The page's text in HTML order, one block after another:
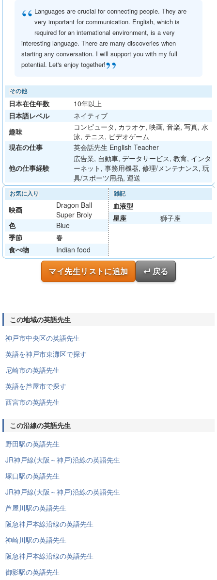
“ Languages are crucial for connecting people. They are
very important for communication. English, which is
required for an international environment, is a very
interesting language. There are many discoveries when
starting any conversation. I will support you with my full
potential. Let's enjoy together!”
その他
日本在住年数
10年以上
日本語レベル
ネイティブ
趣味
コンピュータ, カラオケ, 映画, 音楽, 写真, 水
泳, テニス, ビデオゲーム
現在の仕事
英会話先生 English Teacher
他の仕事経験
広告業, 自動車, データサービス, 教育, インタ
ーネット, 事務用機器, 修理/メンテナンス, 玩
具/スポーツ用品, 運送
お気に入り
映画
Dragon Ball
Super Broly
色
Blue
季節
春
食べ物
Indian food
雑記
血液型
星座
獅子座
マイ先生リストに追加 ↵ 戻る
この地域の英語先生
神戸市中央区の英語先生
英語を神戸市東灘区で探す
尼崎市の英語先生
英語を芦屋市で探す
西宮市の英語先生
この沿線の英語先生
野田駅の英語先生
JR神戸線(大阪～神戸)沿線の英語先生
塚口駅の英語先生
JR神戸線(大阪～神戸)沿線の英語先生
芦屋川駅の英語先生
阪急神戸本線沿線の英語先生
神崎川駅の英語先生
阪急神戸本線沿線の英語先生
御影駅の英語先生